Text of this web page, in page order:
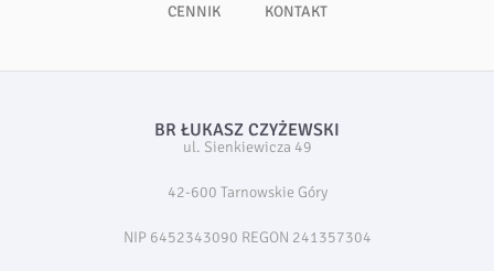
CENNIK KONTAKT
BR ŁUKASZ CZYŻEWSKI
ul. Sienkiewicza 49
42-600 Tarnowskie Góry
NIP 6452343090 REGON 241357304